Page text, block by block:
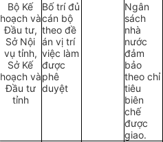
Bộ Kế
hoạch và
Đầu tư,
Sở Nội
vụ tỉnh,
Sở Kế
hoạch và
Đầu tư
tỉnh
Bố trí đủ
cán bộ
theo đề
án vị trí
việc làm
được
phê
duyệt
Ngân
sách
nhà
nước
đảm
bảo
theo chỉ
tiêu
biên
chế
được
giao.